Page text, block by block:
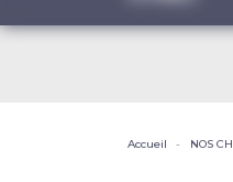
Accueil NOS